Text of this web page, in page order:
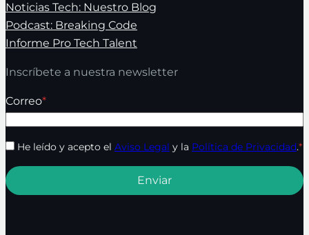
Noticias Tech: Nuestro Blog
Podcast: Breaking Code
Informe Pro Tech Talent
Inscríbete a nuestra newsletter
Correo*
He leído y acepto el Aviso Legal y la Política de Privacidad.*